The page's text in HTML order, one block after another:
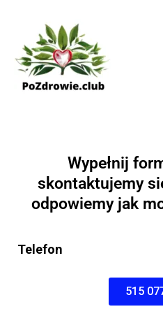
CONTENT
Wypełnij
skontaktujemy
odpowiemy jak
Telefon
515